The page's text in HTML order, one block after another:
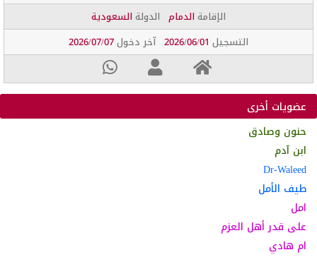
الإقامةالدمام الدولةالسعودية
التسجيل 2026/06/01 آخر دخول2026/07/07
عضويات أخرى
حنون وصادق
ابن آدم
Dr-Waleed
طيف الأمل
امل
على قدر أهل العزم
ام هادي